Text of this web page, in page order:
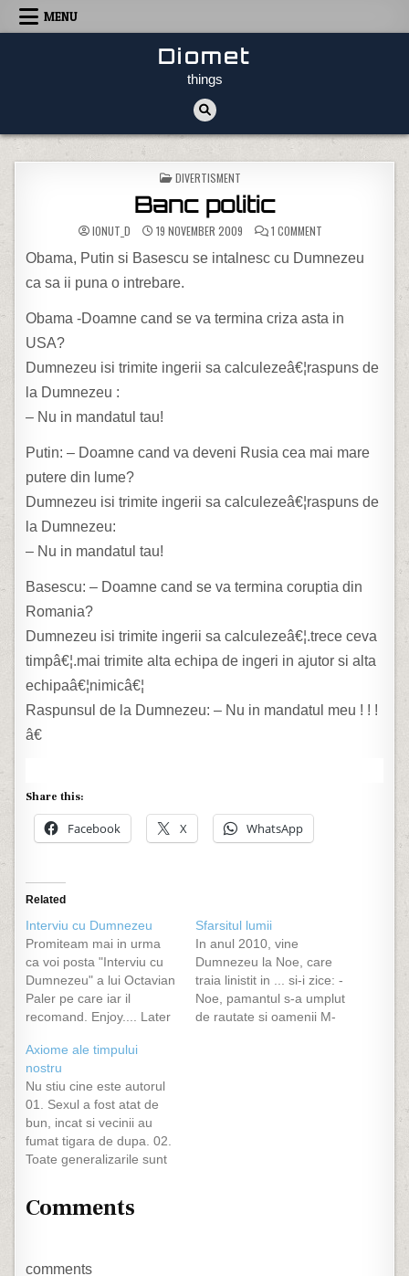
Skip to content
MENU
Diomet
things
POSTED IN
DIVERTISMENT
Banc politic
IONUT_D 19 NOVEMBER 2009 1 COMMENTON BANC POLITIC
Obama, Putin si Basescu se intalnesc cu Dumnezeu
ca sa ii puna o intrebare.
Obama -Doamne cand se va termina criza asta in
USA?
Dumnezeu isi trimite ingerii sa calculezeâ€¦raspuns de
la Dumnezeu :
– Nu in mandatul tau!
Putin: – Doamne cand va deveni Rusia cea mai mare
putere din lume?
Dumnezeu isi trimite ingerii sa calculezeâ€¦raspuns de
la Dumnezeu:
– Nu in mandatul tau!
Basescu: – Doamne cand se va termina coruptia din
Romania?
Dumnezeu isi trimite ingerii sa calculezeâ€¦.trece ceva
timpâ€¦.mai trimite alta echipa de ingeri in ajutor si alta
echipaâ€¦nimicâ€¦
Raspunsul de la Dumnezeu: – Nu in mandatul meu ! ! !
â€
Share this:
Facebook X WhatsApp
Related
Interviu cu Dumnezeu
Promiteam mai in urma
ca voi posta "Interviu cu
Dumnezeu" a lui Octavian
Paler pe care iar il
recomand. Enjoy.... Later
http://octavianpaler.ro Ai
vrea sa imi iei un interviu,
deci... zise Dumnezeu. -
Daca ai timp, i-am
raspuns. Dumnezeu a
zambit. - Timpul meu este
eternitatea... Ce intrebari
Sfarsitul lumii
In anul 2010, vine
Dumnezeu la Noe, care
traia linistit in ... si-i zice: -
Noe, pamantul s-a umplut
de rautate si oamenii M-
Axiome ale timpului
nostru
Nu stiu cine este autorul
01. Sexul a fost atat de
bun, incat si vecinii au
fumat tigara de dupa. 02.
Toate generalizarile sunt
organizatie non-profet.
azilul. 05. Imprumuta bani
Comments
comments